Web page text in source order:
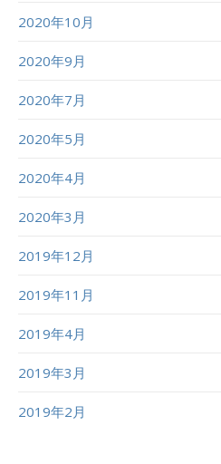
2020年10月
2020年9月
2020年7月
2020年5月
2020年4月
2020年3月
2019年12月
2019年11月
2019年4月
2019年3月
2019年2月